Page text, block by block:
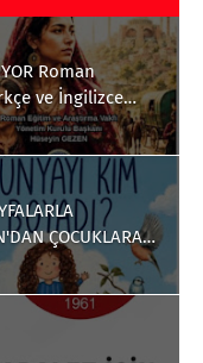
ve İngilizce
ÇOCUKLARA